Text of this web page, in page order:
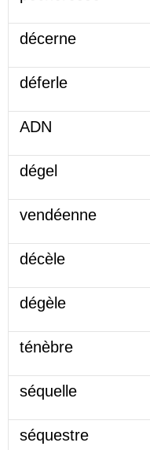
décerne
déferle
ADN
dégel
vendéenne
décèle
dégèle
ténèbre
séquelle
séquestre